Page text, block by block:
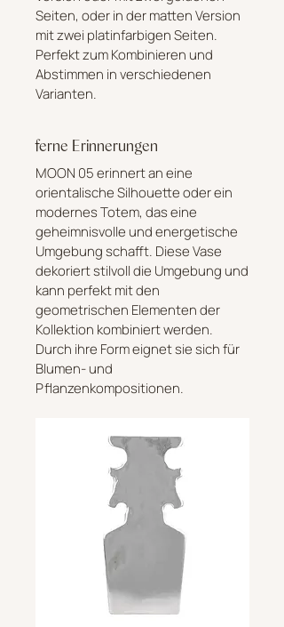
Seiten, oder in der matten Version
mit zwei platinfarbigen Seiten.
Perfekt zum Kombinieren und
Abstimmen in verschiedenen
Varianten.
ferne Erinnerungen
MOON 05 erinnert an eine
orientalische Silhouette oder ein
modernes Totem, das eine
geheimnisvolle und energetische
Umgebung schafft. Diese Vase
dekoriert stilvoll die Umgebung und
kann perfekt mit den
geometrischen Elementen der
Kollektion kombiniert werden.
Durch ihre Form eignet sie sich für
Blumen- und
Pflanzenkompositionen.